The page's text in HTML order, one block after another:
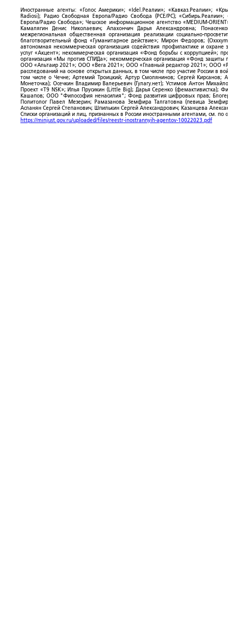
Иностранные агенты: «Голос Америки»; «Idel.Реалии»; «Кавказ.Реалии»;
Radiosi); Радио Свободная Европа/Радио Свобода (PCE/PC);
Европа/Радио Свобода»; Чешское информационное агентство «MEDIUM-
Камалягин Денис Николаевич; Апахончич Дарья Александровна;
межрегиональная общественная организация реализации социально-
благотворительный фонд «Гуманитарное действие»; Мирон Федоров;
автономная некоммерческая организация содействия профилактике и
услуг «Акцент»; некоммерческая организация «Фонд борьбы с коррупцией»;
организация «Мы против СПИДа»; некоммерческая организация «Фонд защиты
ООО «Альтаир 2021»; ООО «Вега 2021»; ООО «Главный редактор 2021»; ООО
расследований на основе открытых данных, в том числе про участие России в
том числе о Чечне; Артемий Троицкий; Артур Смолянинов; Сергей
Монеточка); Осечкин Владимир Валерьевич (Гулагу.нет); Устимов Антон
Проект «T9 NSK»; Илья Прусикин (Little Big); Дарья Серенко
Кашапов; ООО "Философия ненасилия"; Фонд развития цифровых прав;
Политолог Павел Мезерин; Рамазанова Земфира Талгатовна (певица
Асланян Сергей Степанович; Шпилькин Сергей Александрович; Казанцева
Списки организаций и лиц, признанных в России иностранными агентами, см. по
https://minjust.gov.ru/uploaded/files/reestr-inostrannyih-agentov-10022023.pdf